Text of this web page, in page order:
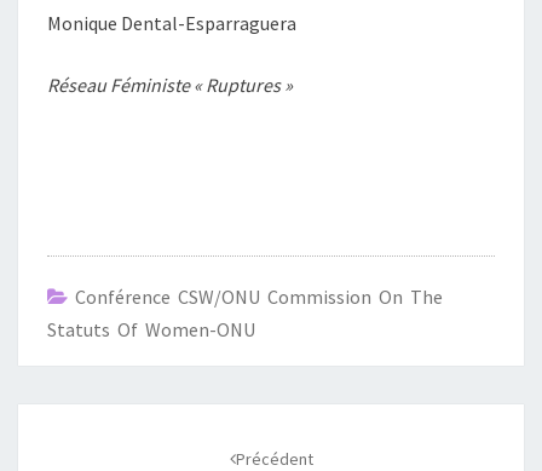
Monique Dental-Esparraguera
Réseau Féministe « Ruptures »
Conférence CSW/ONU Commission On The
Statuts Of Women-ONU
Précédent